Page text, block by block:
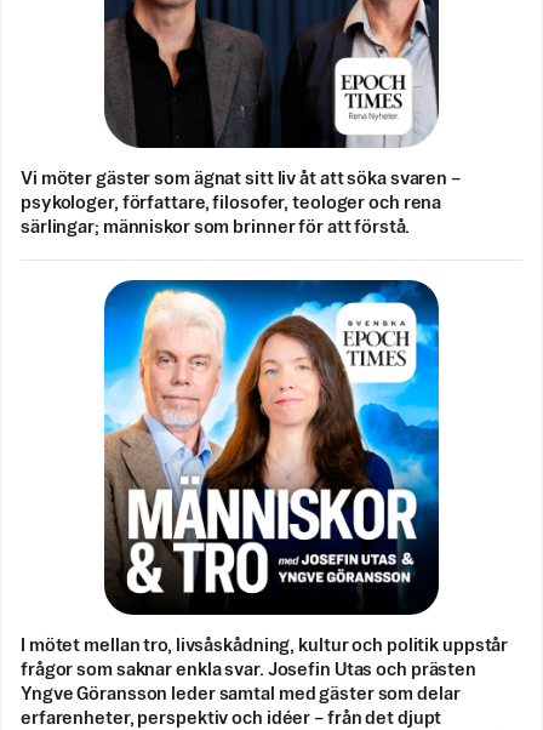
Vi möter gäster som ägnat sitt liv åt att söka svaren –
psykologer, författare, filosofer, teologer och rena
särlingar; människor som brinner för att förstå.
I mötet mellan tro, livsåskådning, kultur och politik uppstår
frågor som saknar enkla svar. Josefin Utas och prästen
Yngve Göransson leder samtal med gäster som delar
erfarenheter, perspektiv och idéer – från det djupt